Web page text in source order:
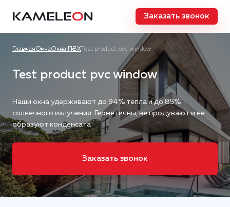
Заказать звонок
ГлавнаяОкнаОкна ПВХ Test product pvc window
Test product pvc window
Наши окна удерживают до 94% тепла и до 85%
солнечного излучения. Герметичны, не продувают и не
образуют конденсата
Заказать звонок